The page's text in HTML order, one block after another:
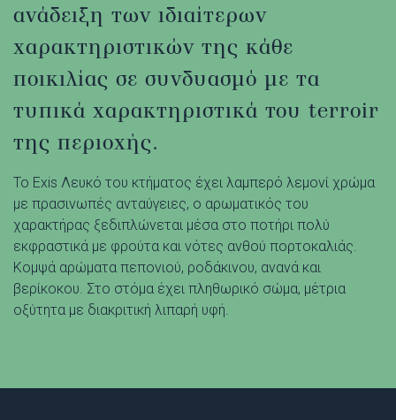
ανάδειξη των ιδιαίτερων
χαρακτηριστικών της κάθε
ποικιλίας σε συνδυασμό με τα
τυπικά χαρακτηριστικά του terroir
της περιοχής.
Το Exis Λευκό του κτήματος έχει λαμπερό λεμονί χρώμα
με πρασινωπές ανταύγειες, ο αρωματικός του
χαρακτήρας ξεδιπλώνεται μέσα στο ποτήρι πολύ
εκφραστικά με φρούτα και νότες ανθού πορτοκαλιάς.
Κομψά αρώματα πεπονιού, ροδάκινου, ανανά και
βερίκοκου. Στο στόμα έχει πληθωρικό σώμα, μέτρια
οξύτητα με διακριτική λιπαρή υφή.